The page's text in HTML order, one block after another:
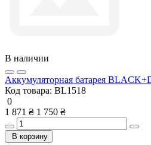
В наличии
Аккумуляторная батарея
Код товара: BL1518
0
1 871 ₴ 1 750 ₴
В корзину